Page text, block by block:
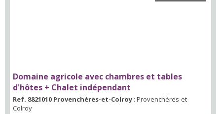
Domaine agricole avec chambres et tables
d'hôtes + Chalet indépendant
Ref. 8821010 Provenchères-et-Colroy : Provenchères-et-
Colroy